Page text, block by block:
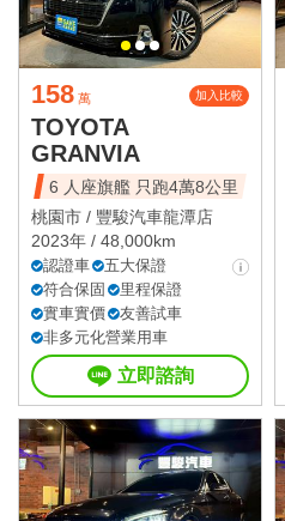
158 萬 加入比較
TOYOTA
GRANVIA
6 人座旗艦 只跑4萬8公里
桃園市 / 豐駿汽車龍潭店
2023年 / 48,000km
認證車
五大保證
符合保固
里程保證
實車實價
友善試車
非多元化營業用車
立即諮詢